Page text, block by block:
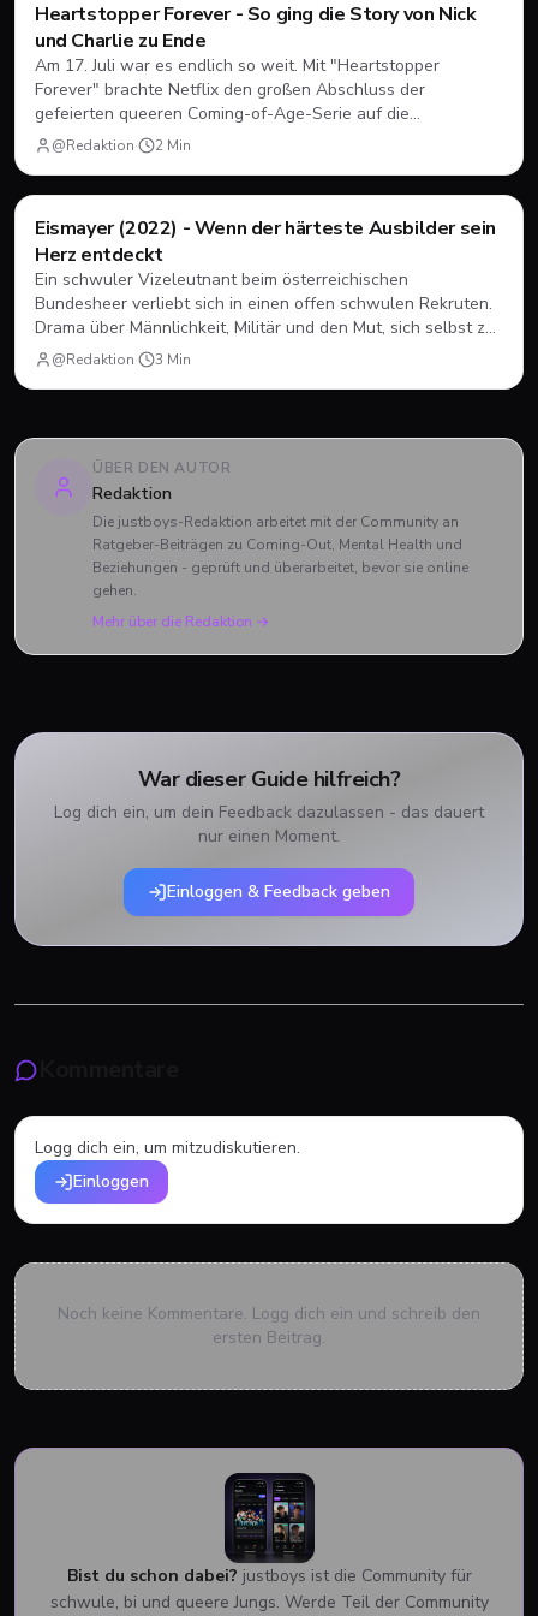
Filme & Serien
Heartstopper Forever - So ging die Story von Nick
und Charlie zu Ende
Am 17. Juli war es endlich so weit. Mit "Heartstopper
Forever" brachte Netflix den großen Abschluss der
gefeierten queeren Coming-of-Age-Serie auf die
Bildschirme. Statt einer vierten Staffel gab es diesmal einen
abendfüllenden Spielfilm. Wir blicken zurück, wie sich Nick
@Redaktion· 2 Min
Filme & Serien
Eismayer (2022) - Wenn der härteste Ausbilder sein
Herz entdeckt
Ein schwuler Vizeleutnant beim österreichischen
Bundesheer verliebt sich in einen offen schwulen Rekruten.
Drama über Männlichkeit, Militär und den Mut, sich selbst zu
sein.@Redaktion· 3 Min
ÜBER DEN AUTOR
Redaktion
Die justboys-Redaktion arbeitet mit der Community an
Ratgeber-Beiträgen zu Coming-Out, Mental Health und
Beziehungen - geprüft und überarbeitet, bevor sie online
gehen.
Mehr über die Redaktion →
War dieser Guide hilfreich?
Log dich ein, um dein Feedback dazulassen - das dauert
nur einen Moment.
Einloggen & Feedback geben
Logg dich ein, um mitzudiskutieren.
Einloggen
Noch keine Kommentare. Logg dich ein und schreib den
ersten Beitrag.
Bist du schon dabei? justboys ist die Community für
schwule, bi und queere Jungs. Werde Teil der Community